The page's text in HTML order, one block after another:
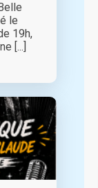
le
19h,
[...]